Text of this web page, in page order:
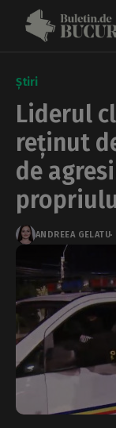
Știri
Liderul
reținut
de
ANDREEA GELATU